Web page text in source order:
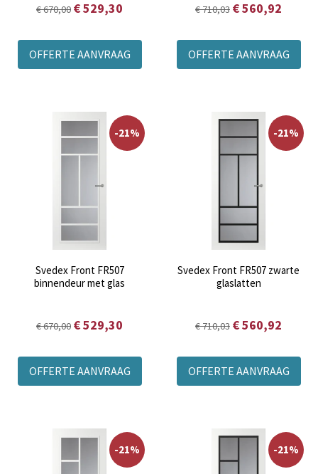
€ 670,00 € 529,30
OFFERTE AANVRAAG
€ 710,03 € 560,92
OFFERTE AANVRAAG
-21%
Svedex Front FR507
binnendeur met glas
€ 670,00 € 529,30
OFFERTE AANVRAAG
-21%
Svedex Front FR507 zwarte
glaslatten
€ 710,03 € 560,92
OFFERTE AANVRAAG
-21% -21%